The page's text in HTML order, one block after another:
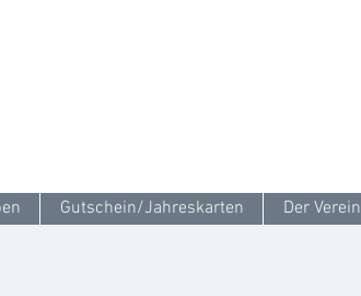
Gutschein/Jahreskarten Der Verein